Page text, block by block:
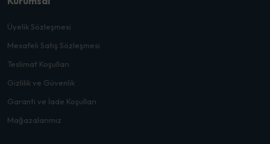
Üyelik Sözleşmesi
Mesafeli Satış Sözleşmesi
Teslimat Koşulları
Gizlilik ve Güvenlik
Garanti ve İade Koşulları
Mağazalarımız